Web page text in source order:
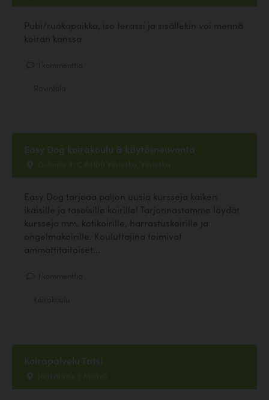
Pubi/ruokapaikka, iso terassi ja sisällekin voi mennä
koiran kanssa
Easy Dog koirakoulu & käytösneuvonta
Ouluntie 31 C 84100 Ylivieska, Ylivieska
Easy Dog tarjoaa paljon uusia kursseja kaiken
ikäisille ja tasoisille koirille! Tarjonnastamme löydät
kursseja mm. kotikoirille, harrastuskoirille ja
ongelmakoirille. Kouluttajina toimivat
ammattitaitoiset...
Koirapalvelu Tatsi
Jääkärintie 1, Mikkeli